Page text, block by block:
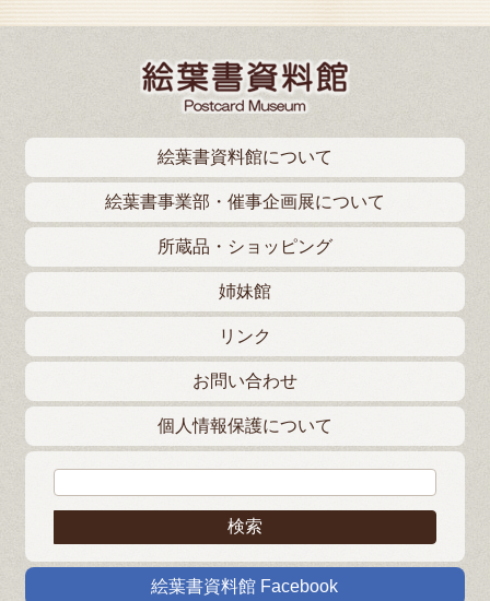
絵葉書資料館について
絵葉書事業部・催事企画展について
所蔵品・ショッピング
姉妹館
リンク
お問い合わせ
個人情報保護について
絵葉書資料館 Facebook